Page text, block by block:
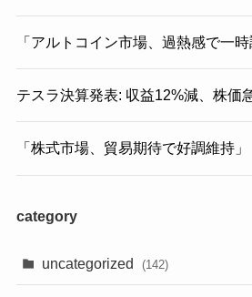
「アルトコイン市場、過熱感で一時
テスラ決算発表: 収益12%減、株価
「株式市場、貿易期待で好調維持」
category
uncategorized (142)